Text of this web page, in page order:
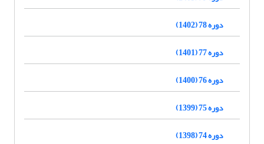
دوره 78 (1402)
دوره 77 (1401)
دوره 76 (1400)
دوره 75 (1399)
دوره 74 (1398)